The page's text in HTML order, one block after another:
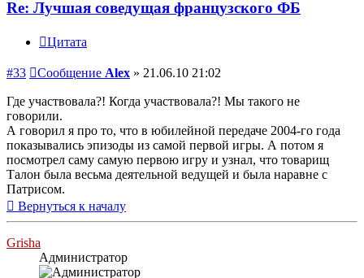
Re: Лучшая соведущая французского ФБ
Цитата
#33 Сообщение Alex » 21.06.10 21:02
Где участвовала?! Когда участвовала?! Мы такого не
говорили.
А говорил я про то, что в юбилейной передаче 2004-го года
показывались эпизоды из самой первой игры. А потом я
посмотрел саму самую первою игру и узнал, что товарищ
Талон была весьма деятельной ведущей и была наравне с
Патрисом.
Вернуться к началу
Grisha
Администратор